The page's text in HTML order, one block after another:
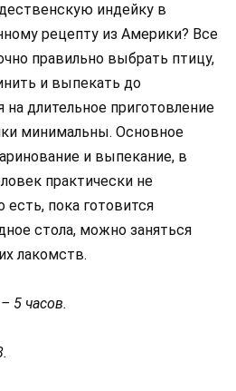
индейку в
рецепту из Америки? Все
правильно выбрать птицу,
и выпекать до
длительное приготовление
минимальны. Основное
и выпекание, в
практически не
есть, пока готовится
стола, можно заняться
лакомств.
5 часов.